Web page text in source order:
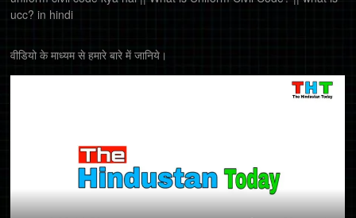
ucc? in hindi
वीडियो के माध्यम से हमारे बारे में जानिये।